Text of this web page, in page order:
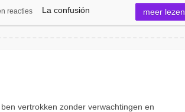
reacties La confusión meer lezen
vertrokken zonder verwachtingen en